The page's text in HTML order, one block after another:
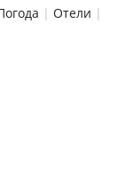
| Отели |